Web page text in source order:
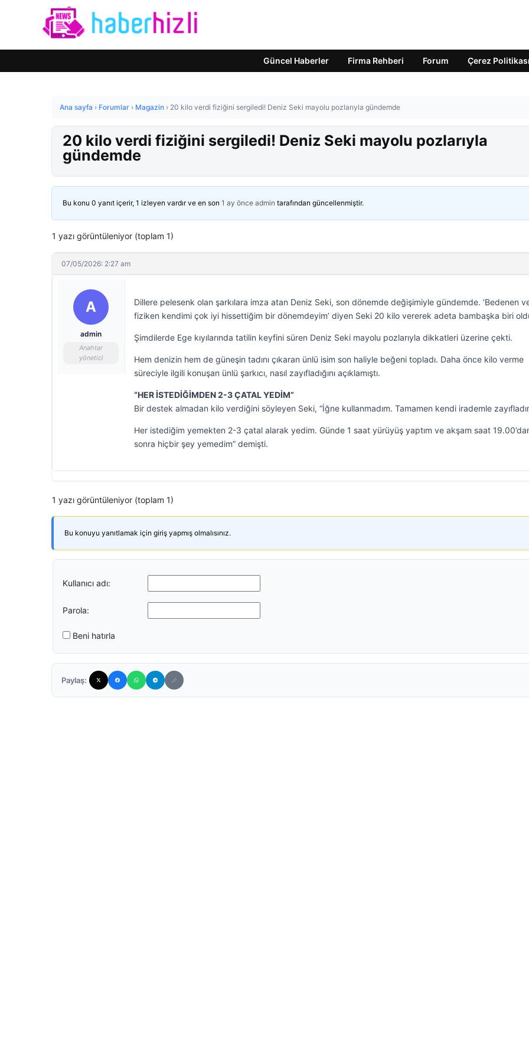
Güncel Haberler Firma Rehberi Forum Çerez Politikası
Ana sayfa › Forumlar › Magazin › 20 kilo verdi fiziğini sergiledi! Deniz Seki mayolu pozlarıyla gündemde
20 kilo verdi fiziğini sergiledi! Deniz Seki mayolu pozlarıyla
gündemde
Bu konu 0 yanıt içerir, 1 izleyen vardır ve en son 1 ay önce admin tarafından güncellenmiştir.
1 yazı görüntüleniyor (toplam 1)
07/05/2026: 2:27 am
A
admin
Anahtar
yönetici
Dillere pelesenk olan şarkılara imza atan Deniz Seki, son dönemde değişimiyle gündemde. ‘Bedenen
fiziken kendimi çok iyi hissettiğim bir dönemdeyim’ diyen Seki 20 kilo vererek adeta bambaşka biri
Şimdilerde Ege kıyılarında tatilin keyfini süren Deniz Seki mayolu pozlarıyla dikkatleri üzerine çekti.
Hem denizin hem de güneşin tadını çıkaran ünlü isim son haliyle beğeni topladı. Daha önce kilo verme
süreciyle ilgili konuşan ünlü şarkıcı, nasıl zayıfladığını açıklamıştı.
“HER İSTEDİĞİMDEN 2-3 ÇATAL YEDİM”
Bir destek almadan kilo verdiğini söyleyen Seki, “İğne kullanmadım. Tamamen kendi irademle
Her istediğim yemekten 2-3 çatal alarak yedim. Günde 1 saat yürüyüş yaptım ve akşam saat
sonra hiçbir şey yemedim” demişti.
1 yazı görüntüleniyor (toplam 1)
Bu konuyu yanıtlamak için giriş yapmış olmalısınız.
Kullanıcı adı:
Parola:
Beni hatırla
Paylaş: